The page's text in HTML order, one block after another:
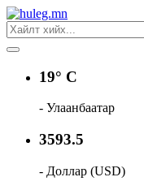
19° C
- Улаанбаатар
3593.5
- Доллар (USD)